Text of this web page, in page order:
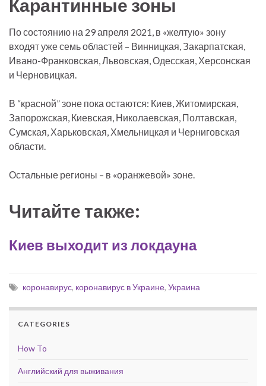
Карантинные зоны
По состоянию на 29 апреля 2021, в «желтую» зону
входят уже семь областей – Винницкая, Закарпатская,
Ивано-Франковская, Львовская, Одесская, Херсонская
и Черновицкая.
В “красной” зоне пока остаются: Киев, Житомирская,
Запорожская, Киевская, Николаевская, Полтавская,
Сумская, Харьковская, Хмельницкая и Черниговская
области.
Остальные регионы – в «оранжевой» зоне.
Читайте также:
Киев выходит из локдауна
коронавирус, коронавирус в Украине, Украина
CATEGORIES
How To
Английский для выживания